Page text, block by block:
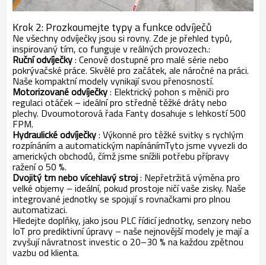
Krok 2: Prozkoumejte typy a funkce odvíječů
Ne všechny odvíječky jsou si rovny. Zde je přehled typů,
inspirovaný tím, co funguje v reálných provozech.:
Ruční odvíječky: Cenově dostupné pro malé série nebo
pokrývačské práce. Skvělé pro začátek, ale náročné na práci.
Naše kompaktní modely vynikají svou přenosností.
Motorizované odvíječky: Elektrický pohon s měniči pro
regulaci otáček – ideální pro středně těžké dráty nebo
plechy. Dvoumotorová řada Fanty dosahuje s lehkostí 500
FPM.
Hydraulické odvíječky: Výkonné pro těžké svitky s rychlým
rozpínáním a automatickým napínánímTyto jsme vyvezli do
amerických obchodů, čímž jsme snížili potřebu přípravy
ražení o 50 %.
Dvojitý trn nebo vícehlavý stroj: Nepřetržitá výměna pro
velké objemy – ideální, pokud prostoje ničí vaše zisky. Naše
integrované jednotky se spojují s rovnačkami pro plnou
automatizaci.
Hledejte doplňky, jako jsou PLC řídicí jednotky, senzory nebo
IoT pro prediktivní úpravy – naše nejnovější modely je mají a
zvyšují návratnost investic o 20–30 % na každou zpětnou
vazbu od klienta.